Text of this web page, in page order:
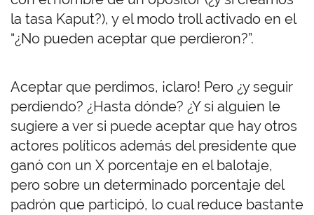
la tasa Kaput?), y el modo troll activado en el
“¿No pueden aceptar que perdieron?”.
Aceptar que perdimos, ¡claro! Pero ¿y seguir
perdiendo? ¿Hasta dónde? ¿Y si alguien le
sugiere a ver si puede aceptar que hay otros
actores políticos además del presidente que
ganó con un X porcentaje en el balotaje,
pero sobre un determinado porcentaje del
padrón que participó, lo cual reduce bastante